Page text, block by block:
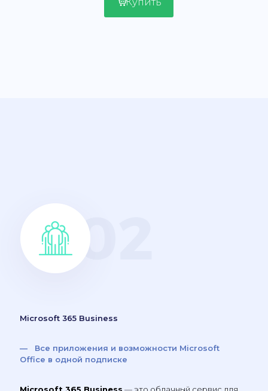
Microsoft 365 Business
— Все приложения и возможности Microsoft
Office в одной подписке
Microsoft 365 Business — это облачный сервис для